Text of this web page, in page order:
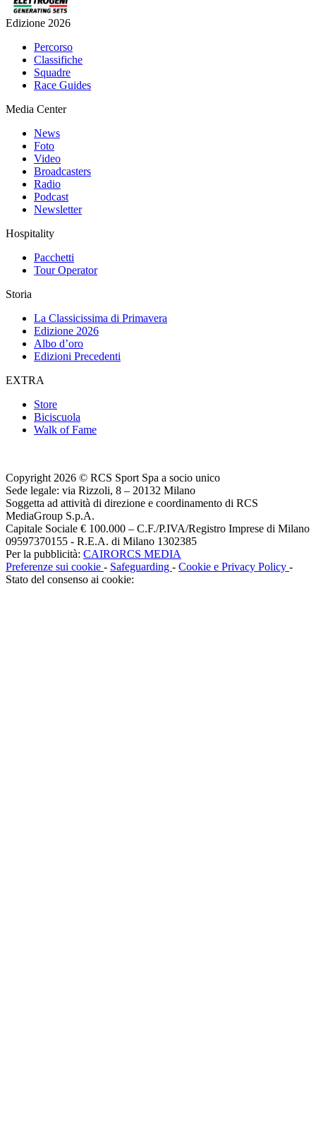
Edizione 2026
Percorso
Classifiche
Squadre
Race Guides
Media Center
News
Foto
Video
Broadcasters
Radio
Podcast
Newsletter
Hospitality
Pacchetti
Tour Operator
Storia
La Classicissima di Primavera
Edizione 2026
Albo d’oro
Edizioni Precedenti
EXTRA
Store
Biciscuola
Walk of Fame
Copyright 2026 © RCS Sport Spa a socio unico
Sede legale: via Rizzoli, 8 – 20132 Milano
Soggetta ad attività di direzione e coordinamento di RCS
MediaGroup S.p.A.
Capitale Sociale € 100.000 – C.F./P.IVA/Registro Imprese di Milano
09597370155 - R.E.A. di Milano 1302385
Per la pubblicità: CAIRORCS MEDIA
Preferenze sui cookie - Safeguarding - Cookie e Privacy Policy -
Stato del consenso ai cookie: